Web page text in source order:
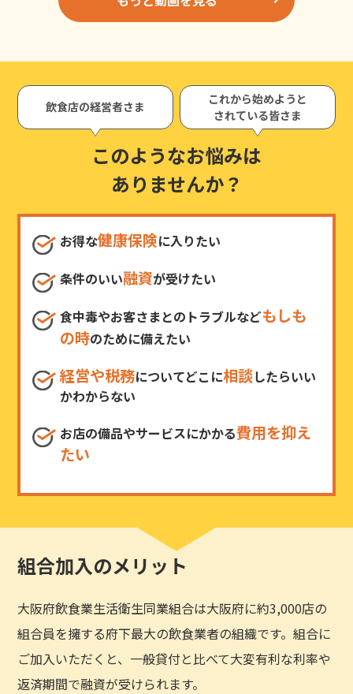
飲食店の経営者さま
これから始めようと
されている皆さま
このようなお悩みは
ありませんか？
お得な健康保険に入りたい
条件のいい融資が受けたい
食中毒やお客さまとのトラブルなどもしも
の時のために備えたい
経営や税務についてどこに相談したらいい
かわからない
お店の備品やサービスにかかる費用を抑え
たい
組合加入のメリット
大阪府飲食業生活衛生同業組合は大阪府に約3,000店の
組合員を擁する府下最大の飲食業者の組織です。組合に
ご加入いただくと、一般貸付と比べて大変有利な利率や
返済期間で融資が受けられます。